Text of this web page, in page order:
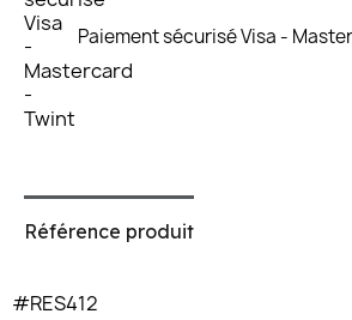
Paiement sécurisé Visa -
Référence produit
#RES412